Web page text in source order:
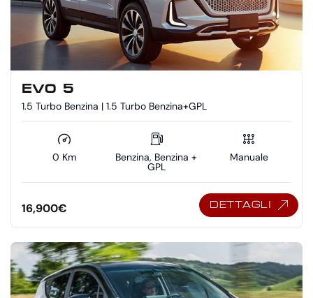
EVO 5
1.5 Turbo Benzina | 1.5 Turbo Benzina+GPL
0 Km Benzina, Benzina +
GPL
Manuale
16,900€ DETTAGLI